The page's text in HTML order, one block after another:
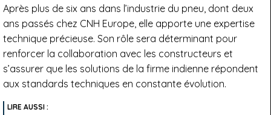
Après plus de six ans dans l’industrie du pneu, dont deux
ans passés chez CNH Europe, elle apporte une expertise
technique précieuse. Son rôle sera déterminant pour
renforcer la collaboration avec les constructeurs et
s’assurer que les solutions de la firme indienne répondent
aux standards techniques en constante évolution.